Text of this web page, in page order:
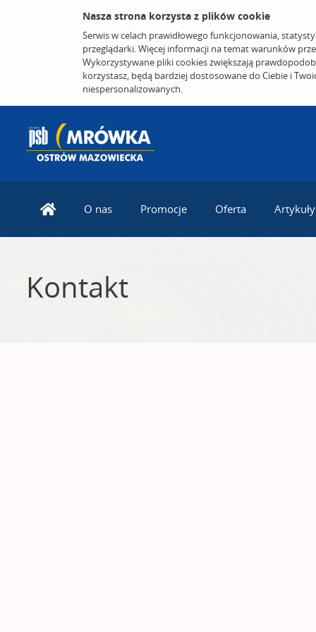
Nasza strona korzysta z plików cookie
Serwis w celach prawidłowego funkcjonowania,
przeglądarki. Więcej informacji na temat warunków
Wykorzystywane pliki cookies zwiększają
korzystasz, będą bardziej dostosowane do Ciebie i
niespersonalizowanych.
O nas Promocje Oferta Artykuły
Kontakt